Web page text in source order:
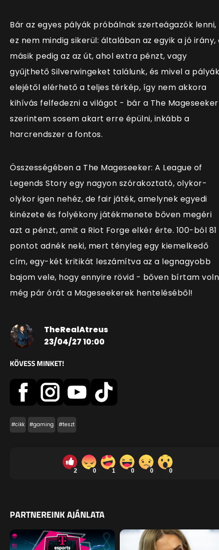
Bár az egyes pályák próbálnak szerteágazók lenni,
ez nem mindig sikerül: általában az egyik a jó irány,
másik pedig az az út, ahol extra pénzt, vagy
gyűjthető Silverwingeket találunk, és mivel a pályák
elejétől elérhető a teljes térkép, így nem akkora
kihívás felfedezni a világot - bár a The Mageseeker
szerintem sosem akart erre épülni, inkább a
harcrendszer a fontos.
Összességében a The Mageseeker: A League of
Legends Story egy nagyon szórakoztató, olykor-
olykor igen nehéz, de fair játék, amelynek egyedi
kinézete és folyékony játékmenete bőven megéri
azt a pénzt, amit a Riot Forge elkér érte. 100-ból 81
pontot adnék neki, mert tényleg egy kiemelkedő
cím, egy-két kritikát leszámítva az a legnagyobb
bajom vele, hogy ennyire rövid - bőven bírtam
még pár órát a Mageseekerek henteléséből!
TheRealAtreus
23/04/27 10:00
KÖVESS MINKET!
#cikk #gaming #teszt
2 0 1 0 0 0
PARTNEREINK AJÁNLATA